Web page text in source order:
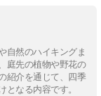
自然のハイキングま
庭先の植物や野花の
紹介を通じて、四季
なる内容です。